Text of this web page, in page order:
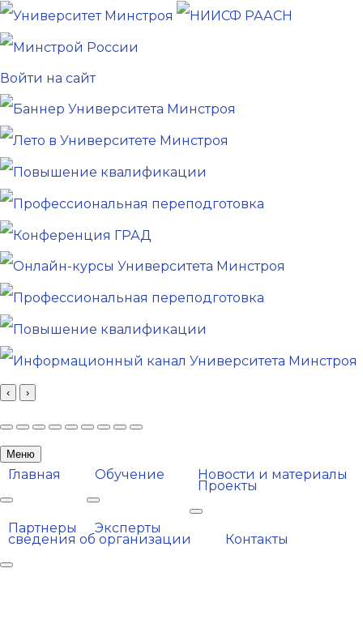
Войти на сайт
‹ ›
Меню
Главная
More about: Главная
Обучение
More about: Обучение
Новости и материалы
Проекты
More about: Проекты
Партнеры Эксперты
сведения об организации
More about: сведения об организации
Контакты